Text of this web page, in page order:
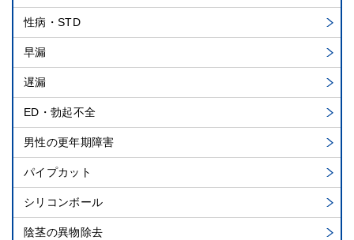
性病・STD
早漏
遅漏
ED・勃起不全
男性の更年期障害
パイプカット
シリコンボール
陰茎の異物除去